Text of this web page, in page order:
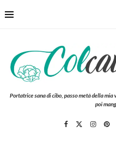
Portatrice sana di cibo, passo metà della
poi